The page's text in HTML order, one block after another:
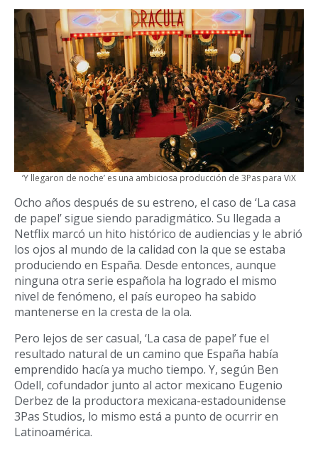
‘Y llegaron de noche’ es una ambiciosa producción de 3Pas para ViX
Ocho años después de su estreno, el caso de ‘La casa
de papel’ sigue siendo paradigmático. Su llegada a
Netflix marcó un hito histórico de audiencias y le abrió
los ojos al mundo de la calidad con la que se estaba
produciendo en España. Desde entonces, aunque
ninguna otra serie española ha logrado el mismo
nivel de fenómeno, el país europeo ha sabido
mantenerse en la cresta de la ola.
Pero lejos de ser casual, ‘La casa de papel’ fue el
resultado natural de un camino que España había
emprendido hacía ya mucho tiempo. Y, según Ben
Odell, cofundador junto al actor mexicano Eugenio
Derbez de la productora mexicana-estadounidense
3Pas Studios, lo mismo está a punto de ocurrir en
Latinoamérica.